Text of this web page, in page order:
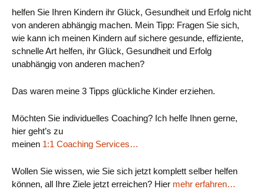
helfen Sie Ihren Kindern ihr Glück, Gesundheit und Erfolg nicht
von anderen abhängig machen. Mein Tipp: Fragen Sie sich,
wie kann ich meinen Kindern auf sichere gesunde, effiziente,
schnelle Art helfen, ihr Glück, Gesundheit und Erfolg
unabhängig von anderen machen?
Das waren meine 3 Tipps glückliche Kinder erziehen.
Möchten Sie individuelles Coaching? Ich helfe Ihnen gerne,
hier geht’s zu
meinen 1:1 Coaching Services…
Wollen Sie wissen, wie Sie sich jetzt komplett selber helfen
können, all Ihre Ziele jetzt erreichen? Hier mehr erfahren…